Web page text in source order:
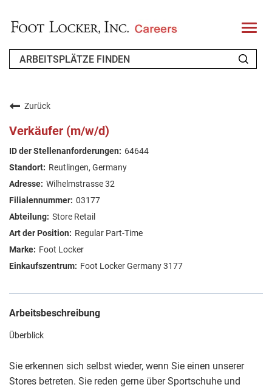
T
o
l
FAQ
ARBEIT SUCHEN
Zurück
Verkäufer (m/w/d)
64644
Reutlingen, Germany
Wilhelmstrasse 32
03177
Store Retail
Regular Part-Time
Foot Locker
Foot Locker Germany 3177
Arbeitsbeschreibung
Überblick
Sie erkennen sich selbst wieder, wenn Sie einen unserer
Stores betreten. Sie reden gerne über Sportschuhe und